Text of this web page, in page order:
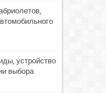
устройство
выбора